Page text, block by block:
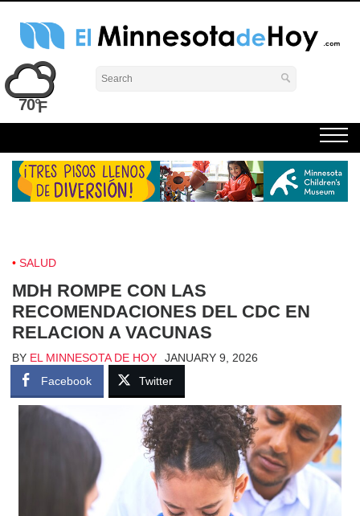
Skip
content
El Minnesota de Hoy Noticias
Latino Noticias Minnesota News
70°
SALUD
MDH ROMPE CON LAS
RECOMENDACIONES DEL CDC EN
RELACION A VACUNAS
BY EL MINNESOTA DE HOY
JANUARY 9, 2026
Facebook
Twitter